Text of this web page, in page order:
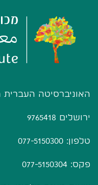
האוניברסיטה העברית
ירושלים 9765418
טלפון: 077-5150300
פקס: 077-5150304